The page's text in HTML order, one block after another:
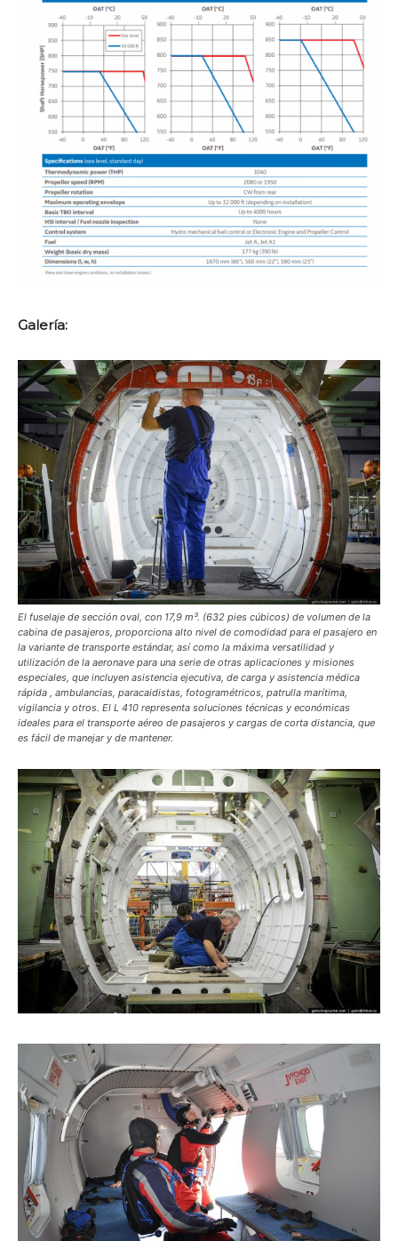
Galería:
El fuselaje de sección oval, con 17,9 m³. (632 pies cúbicos) de volumen de la
cabina de pasajeros, proporciona alto nivel de comodidad para el pasajero en
la variante de transporte estándar, así como la máxima versatilidad y
utilización de la aeronave para una serie de otras aplicaciones y misiones
especiales, que incluyen asistencia ejecutiva, de carga y asistencia médica
rápida , ambulancias, paracaidistas, fotogramétricos, patrulla marítima,
vigilancia y otros. El L 410 representa soluciones técnicas y económicas
ideales para el transporte aéreo de pasajeros y cargas de corta distancia, que
es fácil de manejar y de mantener.